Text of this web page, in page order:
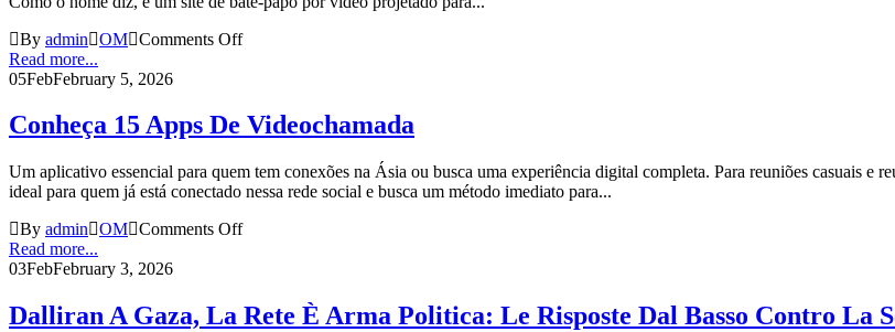
By admin OM Comments Off
Read more...
05FebFebruary 5, 2026
Conheça 15 Apps De Videochamada
Um aplicativo essencial para quem tem conexões na Ásia ou busca uma experiência digital completa. Para reuniões casuais e
ideal para quem já está conectado nessa rede social e busca um método imediato para...
By admin OM Comments Off
Read more...
03FebFebruary 3, 2026
Dalliran A Gaza, La Rete È Arma Politica: Le Risposte Dal Basso Contro La